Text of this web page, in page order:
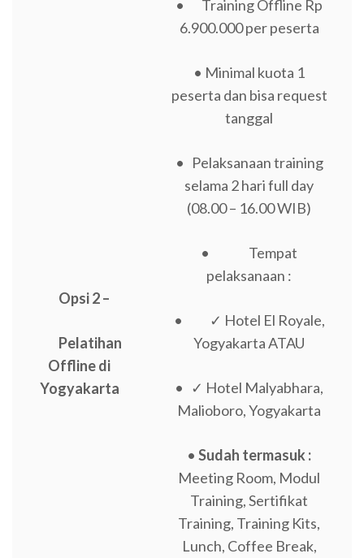
Opsi 2 –
Pelatihan
Offline di
Yogyakarta
• Training Offline Rp
6.900.000 per peserta
• Minimal kuota 1
peserta dan bisa request
tanggal
• Pelaksanaan training
selama 2 hari full day
(08.00 – 16.00 WIB)
• Tempat
pelaksanaan :
• ✓ Hotel El Royale,
Yogyakarta ATAU
• ✓ Hotel Malyabhara,
Malioboro, Yogyakarta
• Sudah termasuk :
Meeting Room, Modul
Training, Sertifikat
Training, Training Kits,
Lunch, Coffee Break,